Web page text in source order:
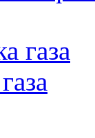
газа